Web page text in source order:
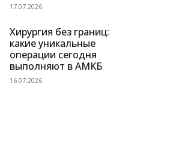
17.07.2026
Хирургия без границ:
какие уникальные
операции сегодня
выполняют в АМКБ
16.07.2026